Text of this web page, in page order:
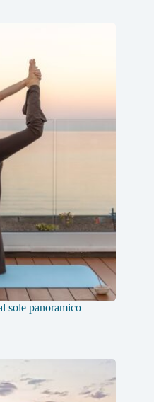
sole panoramico